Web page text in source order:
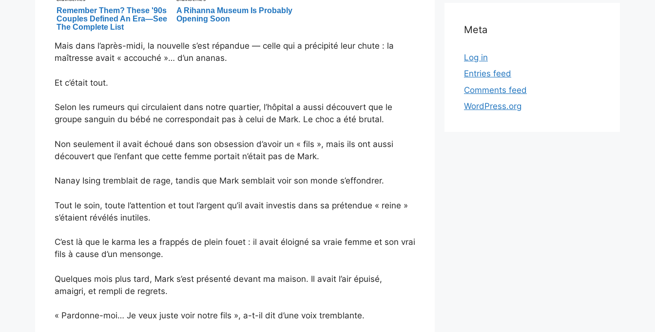
Mais dans l’après-midi, la nouvelle s’est répandue — celle qui a précipité leur chute : la
maîtresse avait « accouché »… d’un ananas.
Et c’était tout.
Selon les rumeurs qui circulaient dans notre quartier, l’hôpital a aussi découvert que le
groupe sanguin du bébé ne correspondait pas à celui de Mark. Le choc a été brutal.
Non seulement il avait échoué dans son obsession d’avoir un « fils », mais ils ont aussi
découvert que l’enfant que cette femme portait n’était pas de Mark.
Nanay Ising tremblait de rage, tandis que Mark semblait voir son monde s’effondrer.
Tout le soin, toute l’attention et tout l’argent qu’il avait investis dans sa prétendue « reine »
s’étaient révélés inutiles.
C’est là que le karma les a frappés de plein fouet : il avait éloigné sa vraie femme et son vrai
fils à cause d’un mensonge.
Quelques mois plus tard, Mark s’est présenté devant ma maison. Il avait l’air épuisé,
amaigri, et rempli de regrets.
« Pardonne-moi… Je veux juste voir notre fils », a-t-il dit d’une voix tremblante.
Meta
Log in
Entries feed
Comments feed
WordPress.org